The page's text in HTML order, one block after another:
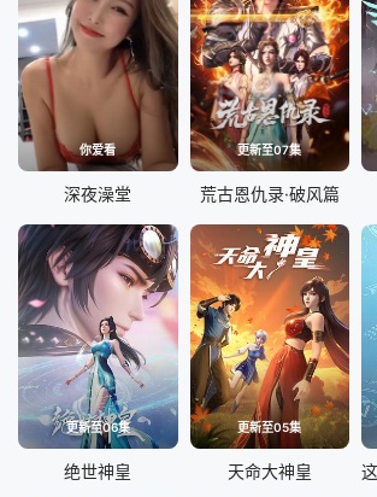
你爱看
深夜澡堂
更新至07集
荒古恩仇录·破风篇
更新至06集
绝世神皇
更新至05集
天命大神皇